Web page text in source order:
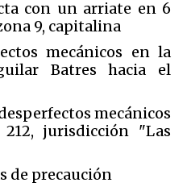
con un arriate en 6
9, capitalina
mecánicos en la
Batres hacia el
mecánicos
jurisdicción "Las
de precaución